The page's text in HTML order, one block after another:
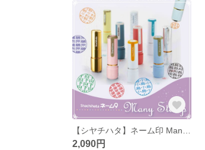
2,090円